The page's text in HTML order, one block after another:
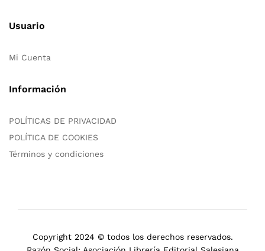
Usuario
Mi Cuenta
Información
POLÍTICAS DE PRIVACIDAD
POLÍTICA DE COOKIES
Términos y condiciones
Copyright 2024 © todos los derechos reservados.